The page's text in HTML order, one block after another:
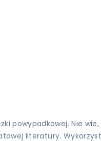
powypadkowej. Nie
literatury.